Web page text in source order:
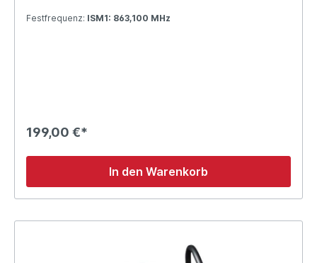
Festfrequenz: ISM1: 863,100 MHz
199,00 €*
In den Warenkorb